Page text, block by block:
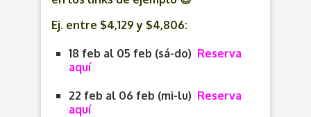
Ej. entre $4,129 y $4,806:
18 feb al 05 feb (sá-do) Reserva
aquí
22 feb al 06 feb (mi-lu) Reserva
aquí